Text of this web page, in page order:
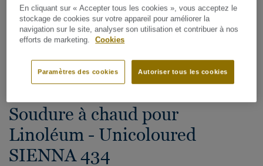
Soudure à chaud pour
Linoléum - Unicoloured
SIENNA 434
En cliquant sur « Accepter tous les cookies », vous acceptez le
stockage de cookies sur votre appareil pour améliorer la
navigation sur le site, analyser son utilisation et contribuer à nos
efforts de marketing.
Cookies
Autoriser tous les cookies
Paramètres des cookies